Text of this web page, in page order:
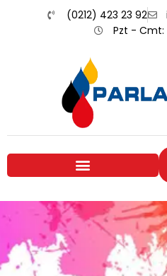
(0212) 423 23 92
Pzt - Cmt: